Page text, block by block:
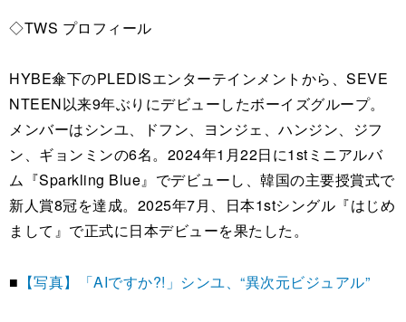
◇TWS プロフィール
HYBE傘下のPLEDISエンターテインメントから、SEVE
NTEEN以来9年ぶりにデビューしたボーイズグループ。
メンバーはシンユ、ドフン、ヨンジェ、ハンジン、ジフ
ン、ギョンミンの6名。2024年1月22日に1stミニアルバ
ム『Sparkling Blue』でデビューし、韓国の主要授賞式で
新人賞8冠を達成。2025年7月、日本1stシングル『はじめ
まして』で正式に日本デビューを果たした。
■ 【写真】「AIですか?!」シンユ、“異次元ビジュアル”